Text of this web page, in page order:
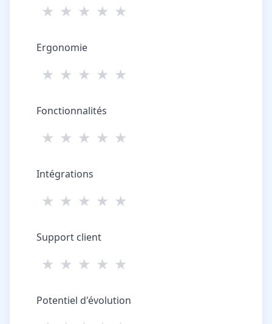
★ ★ ★ ★ ★
Ergonomie
★ ★ ★ ★ ★
Fonctionnalités
★ ★ ★ ★ ★
Intégrations
★ ★ ★ ★ ★
Support client
★ ★ ★ ★ ★
Potentiel d'évolution